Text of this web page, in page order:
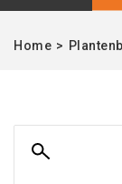
Home >